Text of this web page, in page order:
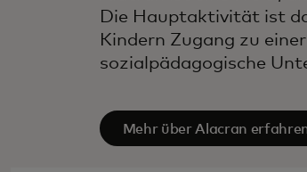
Die Hauptaktivität ist
Kindern Zugang zu
sozialpädagogische
Mehr über Alacran